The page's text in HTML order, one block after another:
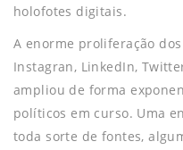
holofotes digitais.
A enorme proliferação
Instagran, LinkedIn,
ampliou de forma
políticos em curso. Uma
toda sorte de fontes,